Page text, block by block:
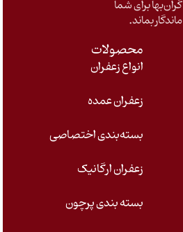
گران‌بها برای شما
ماندگار بماند.
محصولات
انواع زعفران
زعفران عمده
بسته‌بندی اختصاصی
زعفران ارگانیک
بسته بندی پرچون